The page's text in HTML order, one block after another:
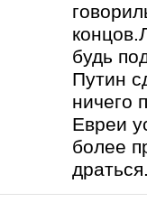
будь
Путин
ничего
Евреи
более
драться.